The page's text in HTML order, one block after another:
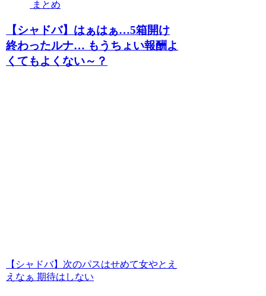
まとめ
【シャドバ】はぁはぁ…5箱開け
終わったルナ… もうちょい報酬よ
くてもよくない～？
【シャドバ】次のパスはせめて女やとえ
えなぁ 期待はしない